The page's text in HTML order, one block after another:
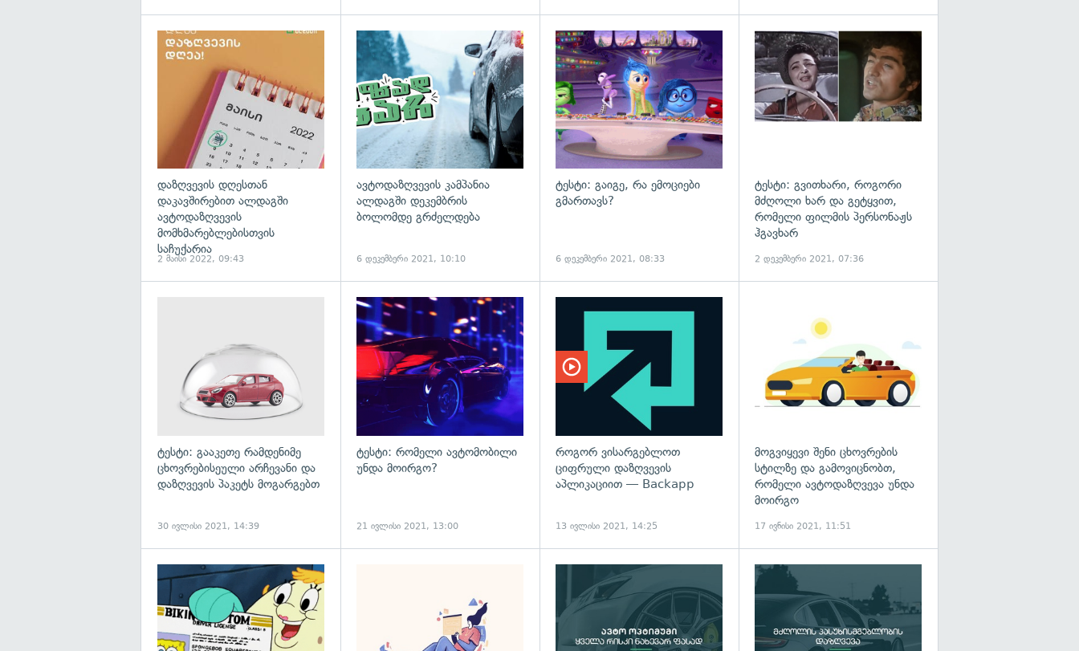
დაზღვევის დღესთან
დაკავშირებით ალდაგში
ავტოდაზღვევის
მომხმარებლებისთვის
საჩუქარია
2 მაისი 2022, 09:43
ავტოდაზღვევის კამპანია
ალდაგში დეკემბრის
ბოლომდე გრძელდება
6 დეკემბერი 2021, 10:10
ტესტი: გაიგე, რა ემოციები
გმართავს?
6 დეკემბერი 2021, 08:33
ტესტი: გვითხარი, როგორი
მძღოლი ხარ და გეტყვით,
რომელი ფილმის პერსონაჟს
ჰგავხარ
2 დეკემბერი 2021, 07:36
ტესტი: გააკეთე რამდენიმე
ცხოვრებისეული არჩევანი და
დაზღვევის პაკეტს მოგარგებთ
30 ივლისი 2021, 14:39
ტესტი: რომელი ავტომობილი
უნდა მოირგო?
21 ივლისი 2021, 13:00
როგორ ვისარგებლოთ
ციფრული დაზღვევის
აპლიკაციით — Backapp
13 ივლისი 2021, 14:25
მოგვიყევი შენი ცხოვრების
სტილზე და გამოვიცნობთ,
რომელი ავტოდაზღვევა უნდა
მოირგო
17 ივნისი 2021, 11:51